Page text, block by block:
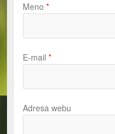
Meno *
E-mail *
Adresa webu